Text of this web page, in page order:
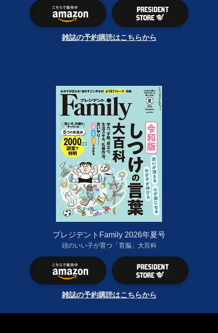
雑誌の予約購読はこちらから
プレジデントFamily 2026年夏号
頭のいい子が育つ「育脳」大百科
雑誌の予約購読はこちらから